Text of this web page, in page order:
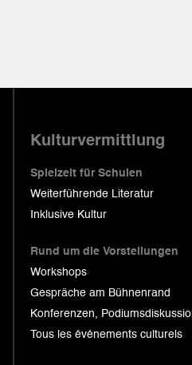
Kulturvermittlung
Spielzeit für Schulen
Weiterführende Literatur
Inklusive Kultur
Rund um die Vorstellungen
Workshops
Gespräche am Bühnenrand
Konferenzen,
Tous les événements culturels